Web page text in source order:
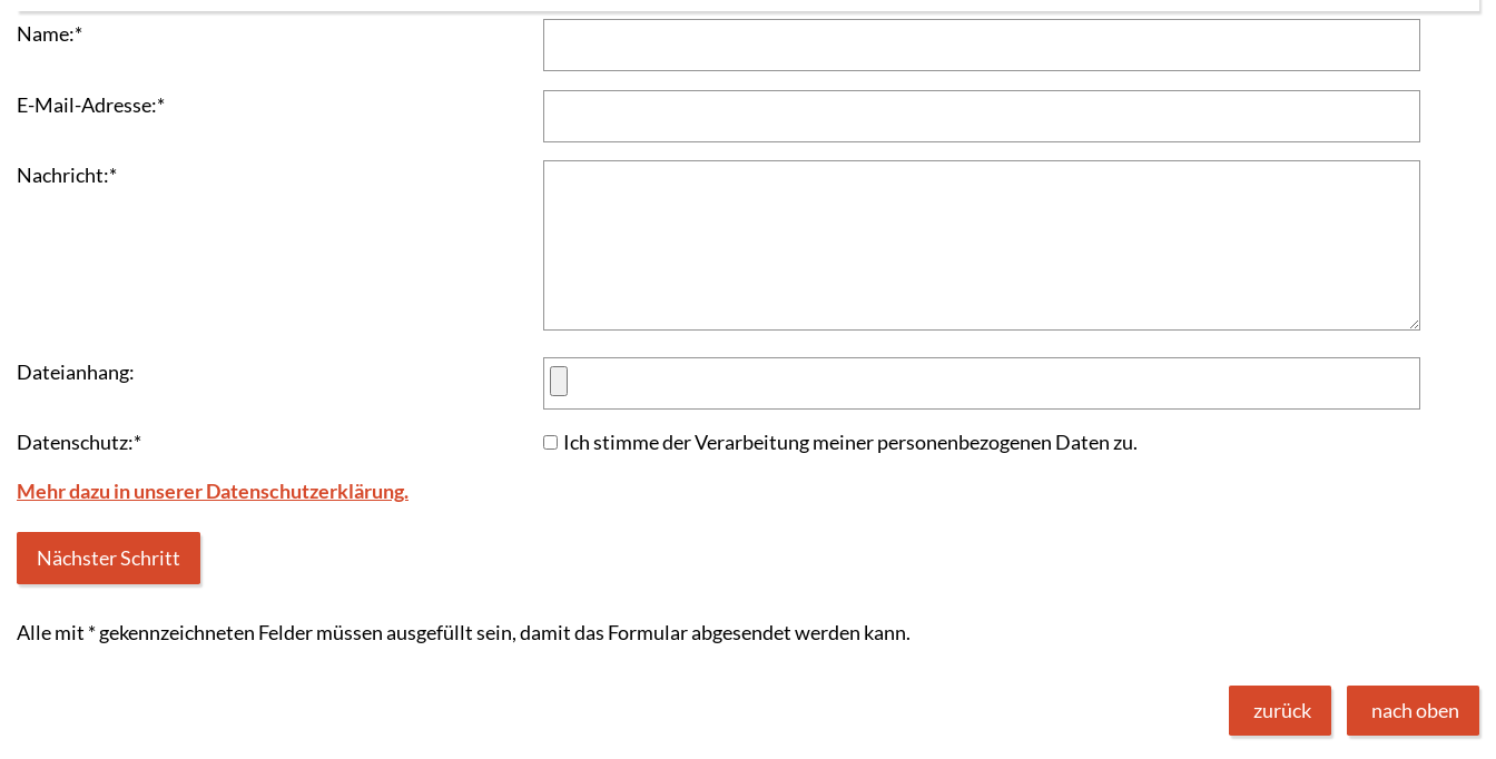
Name:*
E-Mail-Adresse:*
Nachricht:*
Dateianhang:
Datenschutz:*
Ich stimme der Verarbeitung meiner personenbezogenen Daten zu.
Mehr dazu in unserer Datenschutzerklärung.
Alle mit *gekennzeichneten Felder müssen ausgefüllt sein, damit das Formular abgesendet werden kann.
zurück nach oben